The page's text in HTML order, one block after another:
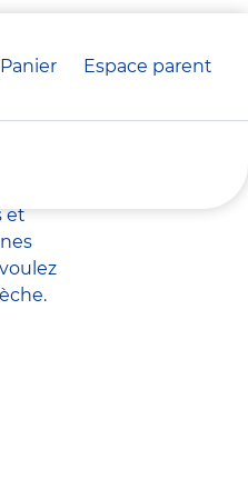
Panier crèche(s)
Espace parent
et